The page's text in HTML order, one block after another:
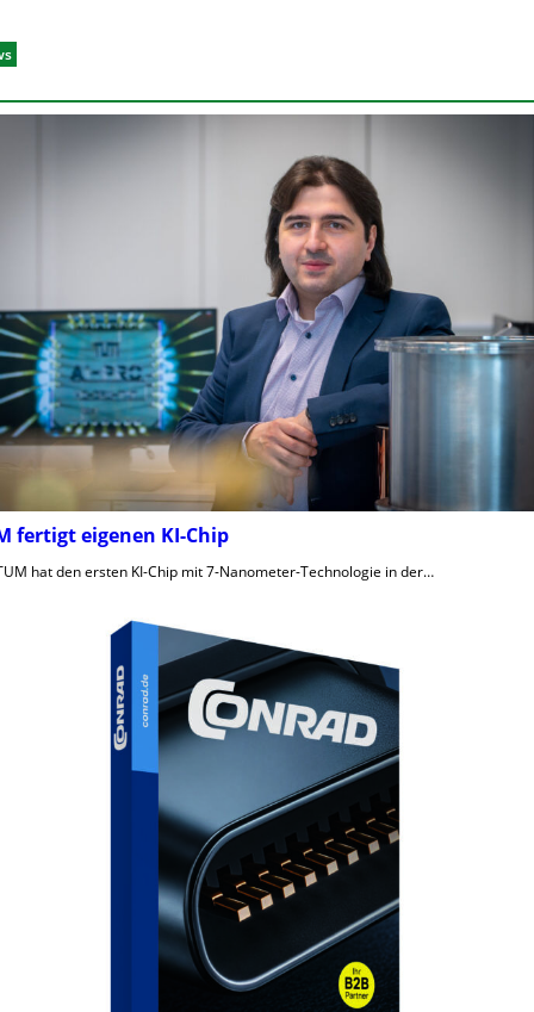
fertigt eigenen KI-Chip
hat den ersten KI-Chip mit 7-Nanometer-Technologie in der…